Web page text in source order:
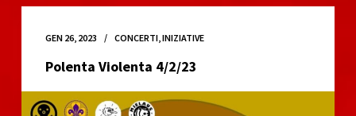
GEN 26, 2023 CONCERTI,INIZIATIVE
Polenta Violenta 4/2/23